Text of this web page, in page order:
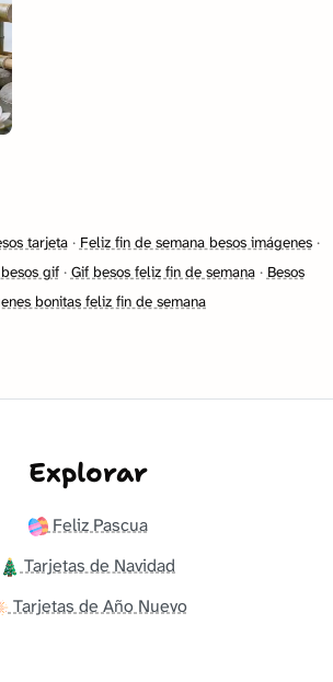
tarjeta· Feliz fin de semana besos imágenes·
gif· Gif besos feliz fin de semana· Besos
bonitas feliz fin de semana
Explorar
Feliz Pascua
Tarjetas de Navidad
Tarjetas de Año Nuevo